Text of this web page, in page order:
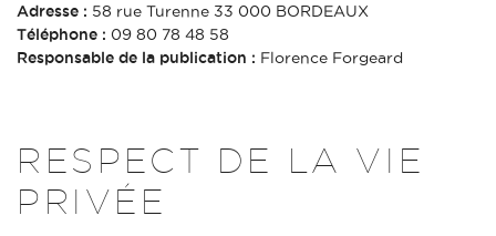
Adresse : 58 rue Turenne 33 000 BORDEAUX
Téléphone : 09 80 78 48 58
Responsable de la publication : Florence Forgeard
RESPECT DE LA VIE
PRIVÉE